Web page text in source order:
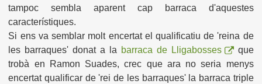
tampoc sembla aparent cap barraca d'aquestes
característiques.
Si ens va semblar molt encertat el qualificatiu de 'reina de
les barraques' donat a la barraca de Lligabosses
que
trobà en Ramon Suades, crec que ara no seria menys
encertat qualificar de 'rei de les barraques' la barraca triple